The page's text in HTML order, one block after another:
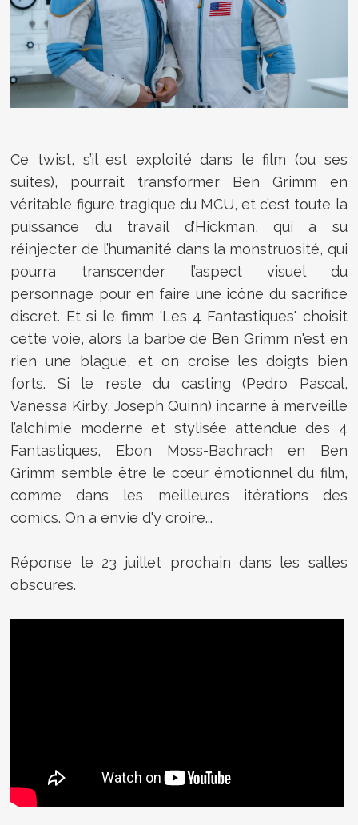
Ce twist, s’il est exploité dans le film (ou ses
suites), pourrait transformer Ben Grimm en
véritable figure tragique du MCU, et c’est toute la
puissance du travail d’Hickman, qui a su
réinjecter de l’humanité dans la monstruosité, qui
pourra transcender l’aspect visuel du
personnage pour en faire une icône du sacrifice
discret. Et si le fimm 'Les 4 Fantastiques' choisit
cette voie, alors la barbe de Ben Grimm n'est en
rien une blague, et on croise les doigts bien
forts. Si le reste du casting (Pedro Pascal,
Vanessa Kirby, Joseph Quinn) incarne à merveille
l’alchimie moderne et stylisée attendue des 4
Fantastiques, Ebon Moss-Bachrach en Ben
Grimm semble être le cœur émotionnel du film,
comme dans les meilleures itérations des
comics. On a envie d'y croire...
Réponse le 23 juillet prochain dans les salles
obscures.